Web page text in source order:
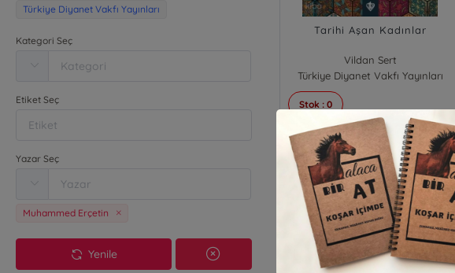
Türkiye Diyanet Vakfı Yayınları
Kategori Seç
Etiket Seç
Yazar Seç
Muhammed Erçetin
Yenile
Tarihi Aşan Kadınlar
Vildan Sert
Muhammed Erçetin
Türkiye Diyanet Vakfı Yayınları
Stok : 0
₺150,00